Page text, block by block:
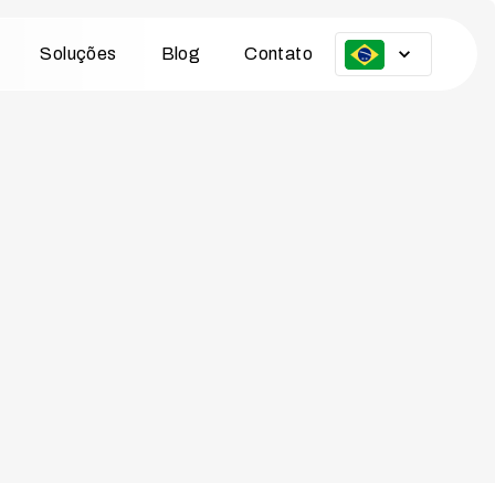
Soluções Blog Contato